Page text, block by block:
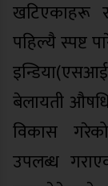
खटिएकाहरू
पहिल्यै स्पष्ट
बेलायती
विकास
उपलब्ध